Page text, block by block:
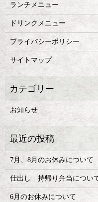
ランチメニュー
ドリンクメニュー
プライバシーポリシー
サイトマップ
お知らせ
7月、8月のお休みについて
仕出し 持帰り弁当につい
6月のお休みについて